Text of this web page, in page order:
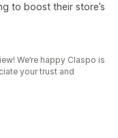
to boost their store’s
We’re happy Claspo is
your trust and